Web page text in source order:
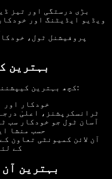
بڑی درستگی اور تیز
بہترین
کچھ بہترین کیپشننگ سافٹ ویئر میں شامل ہیں:
ٹرانسکرپشنز، اعلیٰ
حسب منشا
کے
بہترین آن